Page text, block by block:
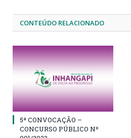
CONTEÚDO RELACIONADO
5ª CONVOCAÇÃO –
CONCURSO PÚBLICO Nº